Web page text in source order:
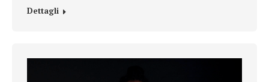
Dettagli